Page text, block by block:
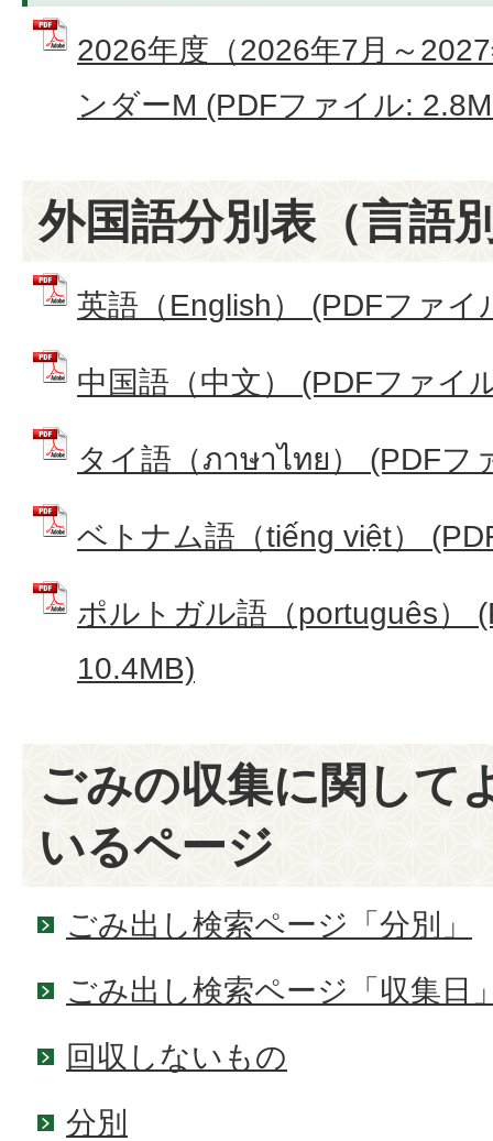
2026年度（2026年7月～
ンダーM (PDFファイル:
外国語分別表（言語
英語（English） (PDFファイ
中国語（中文） (PDFファイ
タイ語（ภาษาไทย） (PDFフ
ベトナム語（tiếng việt）
ポルトガル語（português）
10.4MB)
ごみの収集に関して
いるページ
ごみ出し検索ページ「分別」
ごみ出し検索ページ「収集日
回収しないもの
分別